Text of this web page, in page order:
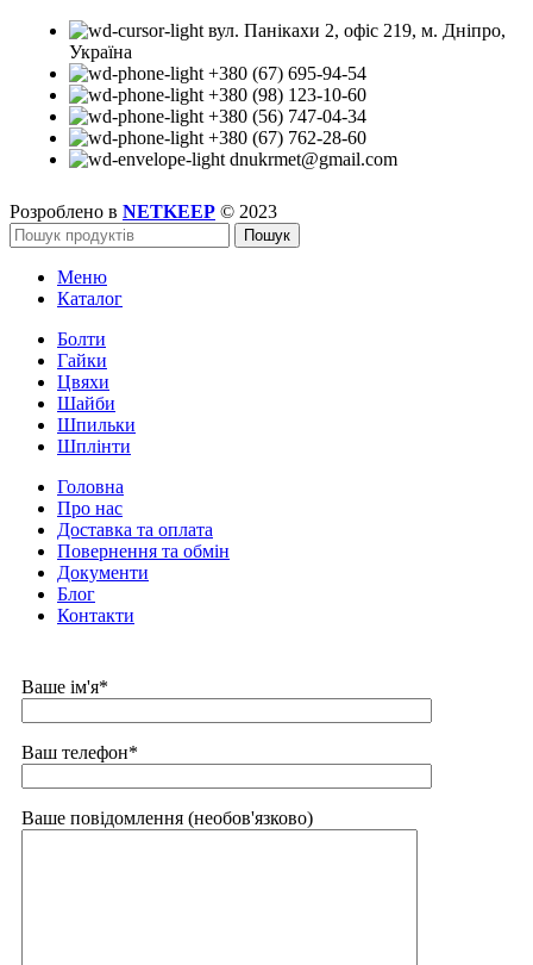
вул. Панікахи 2, офіс 219, м. Дніпро,
Україна
+380 (67) 695-94-54
+380 (98) 123-10-60
+380 (56) 747-04-34
+380 (67) 762-28-60
dnukrmet@gmail.com
Розроблено в NETKEEP © 2023
Пошук
Меню
Каталог
Болти
Гайки
Цвяхи
Шайби
Шпильки
Шплінти
Головна
Про нас
Доставка та оплата
Повернення та обмін
Документи
Блог
Контакти
Ваше ім'я*
Ваш телефон*
Ваше повідомлення (необов'язково)